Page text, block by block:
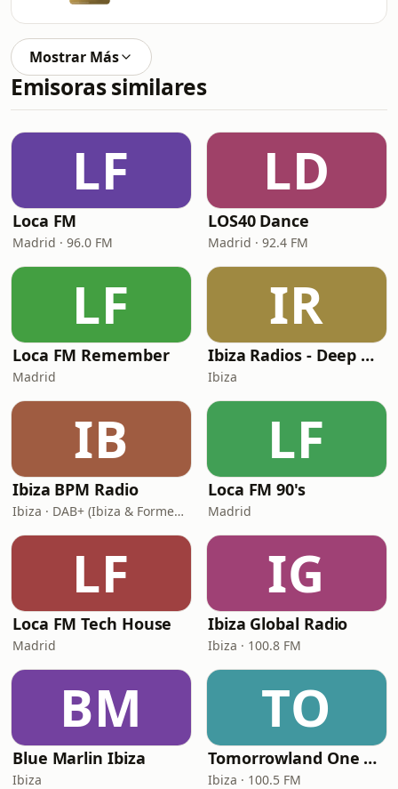
Mostrar Más
Emisoras similares
LF
Loca FM
Madrid · 96.0 FM
LD
LOS40 Dance
Madrid · 92.4 FM
LF
Loca FM Remember
Madrid
IR
Ibiza Radios - Deep House
Ibiza
IB
Ibiza BPM Radio
Ibiza · DAB+ (Ibiza & Formentera, Madrid, Barcelona)
LF
Loca FM 90's
Madrid
LF
Loca FM Tech House
Madrid
IG
Ibiza Global Radio
Ibiza · 100.8 FM
BM
Blue Marlin Ibiza
Ibiza
TO
Tomorrowland One World Radio - Spain
Ibiza · 100.5 FM